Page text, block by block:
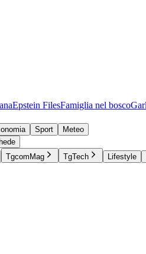
Epstein FilesFamiglia nel bosco
Sport
Meteo
TgcomMag TgTech Lifestyle